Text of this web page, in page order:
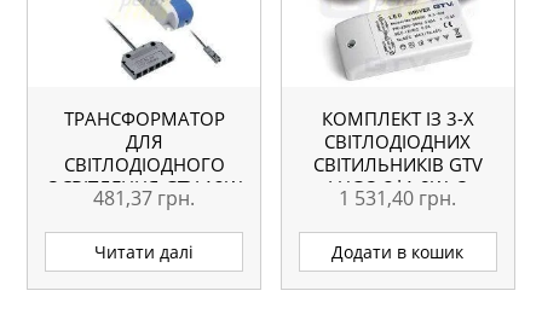
ТРАНСФОРМАТОР
ДЛЯ
СВІТЛОДІОДНОГО
ОСВІТЛЕННЯ GTV 12W
481,37 грн.
Читати далі
КОМПЛЕКТ ІЗ 3-Х
СВІТЛОДІОДНИХ
СВІТИЛЬНИКІВ GTV
LUGO 3*1,8W, З
ТРАНСФОРМАТОРОМ,
АЛЮМІНІЙ
1 531,40 грн.
Додати в кошик